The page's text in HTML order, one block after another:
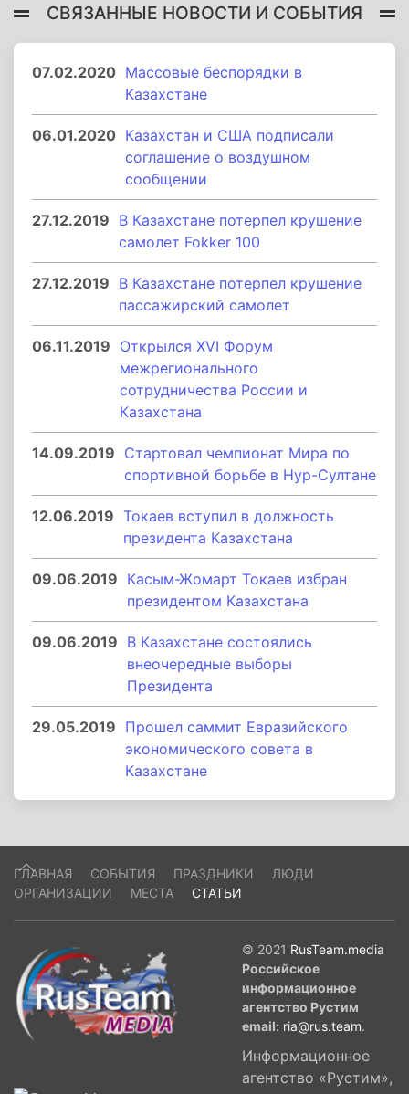
СВЯЗАННЫЕ НОВОСТИ И СОБЫТИЯ
07.02.2020 Массовые беспорядки в
Казахстане
06.01.2020 Казахстан и США подписали
соглашение о воздушном
сообщении
27.12.2019 В Казахстане потерпел крушение
самолет Fokker 100
27.12.2019 В Казахстане потерпел крушение
пассажирский самолет
06.11.2019 Открылся ХVI Форум
межрегионального
сотрудничества России и
Казахстана
14.09.2019 Стартовал чемпионат Мира по
спортивной борьбе в Нур-Султане
12.06.2019 Токаев вступил в должность
президента Казахстана
09.06.2019 Касым-Жомарт Токаев избран
президентом Казахстана
09.06.2019 В Казахстане состоялись
внеочередные выборы
Президента
29.05.2019 Прошел саммит Евразийского
экономического совета в
Казахстане
ГЛАВНАЯ СОБЫТИЯ ПРАЗДНИКИ
ЛЮДИ
ОРГАНИЗАЦИИ
МЕСТА СТАТЬИ
© 2021 RusTeam.media
Российское
информационное
агентство Рустим
email: ria@rus.team.
Информационное
агентство «Рустим»,